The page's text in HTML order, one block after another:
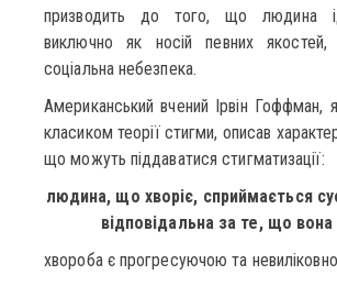
призводить до того, що людина
виключно як носій певних
соціальна небезпека.
Американський вчений Ірвін Гоффман,
класиком теорії стигми, описав
що можуть піддаватися стигматизації:
людина, що хворіє, сприймається
відповідальна за те, що вона
хвороба є прогресуючою та